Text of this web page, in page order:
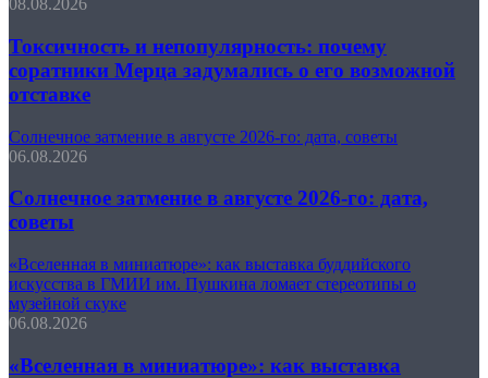
08.08.2026
Токсичность и непопулярность: почему
соратники Мерца задумались о его возможной
отставке
Солнечное затмение в августе 2026-го: дата, советы
06.08.2026
Солнечное затмение в августе 2026-го: дата,
советы
«Вселенная в миниатюре»: как выставка буддийского
искусства в ГМИИ им. Пушкина ломает стереотипы о
музейной скуке
06.08.2026
«Вселенная в миниатюре»: как выставка